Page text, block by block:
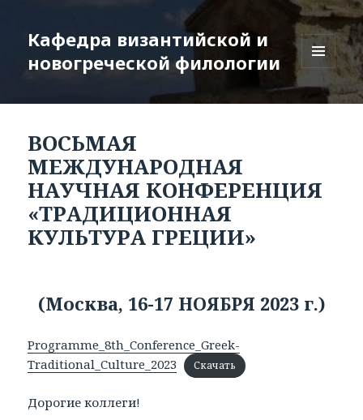
Кафедра византийской и
новогреческой филологии
И
ВИДЖЕТЫ
ВОСЬМАЯ
МЕЖДУНАРОДНАЯ
НАУЧНАЯ КОНФЕРЕНЦИЯ
«ТРАДИЦИОННАЯ
КУЛЬТУРА ГРЕЦИИ»
(Москва, 16-17 НОЯБРЯ 2023 г.)
Programme_8th_Conference_Greek-
Traditional_Culture_2023
Скачать
Дорогие коллеги!